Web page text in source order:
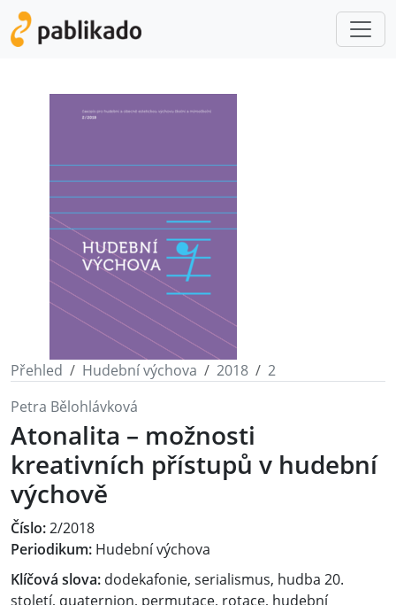
Přehled Hudební výchova 2018
2
Petra Bělohlávková
Atonalita – možnosti
kreativních přístupů v hudební
výchově
Číslo:2/2018
Periodikum: Hudební výchova
Klíčová slova: dodekafonie, serialismus, hudba 20.
století, quaternion, permutace, rotace, hudební